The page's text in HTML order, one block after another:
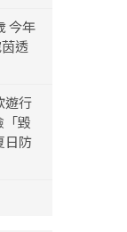
今年
透
遊行
「毀
日防